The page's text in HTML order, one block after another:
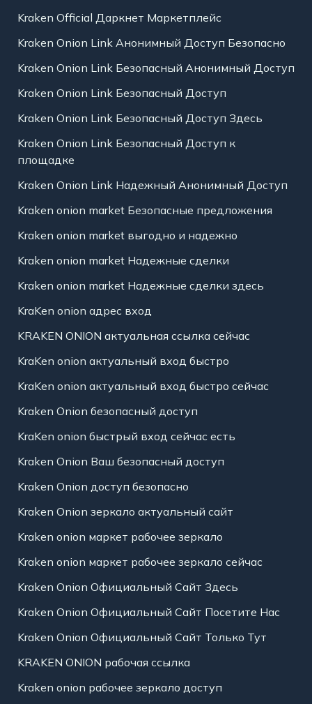
Kraken Official Даркнет Маркетплейс
Kraken Onion Link Анонимный Доступ Безопасно
Kraken Onion Link Безопасный Анонимный Доступ
Kraken Onion Link Безопасный Доступ
Kraken Onion Link Безопасный Доступ Здесь
Kraken Onion Link Безопасный Доступ к
площадке
Kraken Onion Link Надежный Анонимный Доступ
Kraken onion market Безопасные предложения
Kraken onion market выгодно и надежно
Kraken onion market Надежные сделки
Kraken onion market Надежные сделки здесь
KraKen onion адрес вход
KRAKEN ONION актуальная ссылка сейчас
KraKen onion актуальный вход быстро
KraKen onion актуальный вход быстро сейчас
Kraken Onion безопасный доступ
KraKen onion быстрый вход сейчас есть
Kraken Onion Ваш безопасный доступ
Kraken Onion доступ безопасно
Kraken Onion зеркало актуальный сайт
Kraken onion маркет рабочее зеркало
Kraken onion маркет рабочее зеркало сейчас
Kraken Onion Официальный Сайт Здесь
Kraken Onion Официальный Сайт Посетите Нас
Kraken Onion Официальный Сайт Только Тут
KRAKEN ONION рабочая ссылка
Kraken onion рабочее зеркало доступ